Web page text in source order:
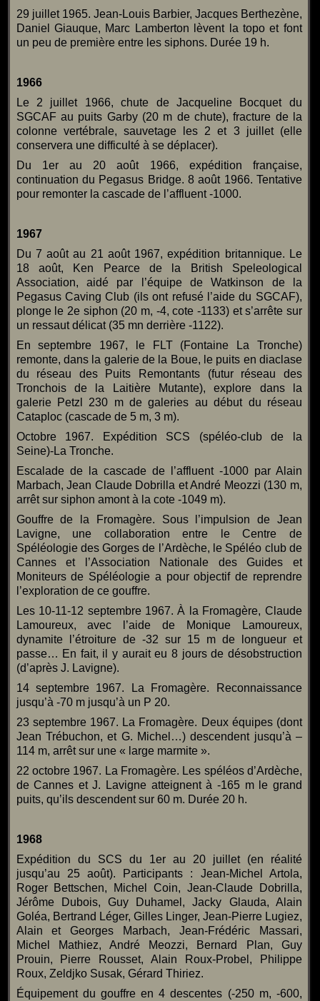
29 juillet 1965. Jean-Louis Barbier, Jacques Berthezène,
Daniel Giauque, Marc Lamberton lèvent la topo et font
un peu de première entre les siphons. Durée 19 h.
1966
Le 2 juillet 1966, chute de Jacqueline Bocquet du
SGCAF au puits Garby (20 m de chute), fracture de la
colonne vertébrale, sauvetage les 2 et 3 juillet (elle
conservera une difficulté à se déplacer).
Du 1er au 20 août 1966, expédition française,
continuation du Pegasus Bridge. 8 août 1966. Tentative
pour remonter la cascade de l’affluent -1000.
1967
Du 7 août au 21 août 1967, expédition britannique. Le
18 août, Ken Pearce de la British Speleological
Association, aidé par l’équipe de Watkinson de la
Pegasus Caving Club (ils ont refusé l’aide du SGCAF),
plonge le 2e siphon (20 m, -4, cote -1133) et s’arrête sur
un ressaut délicat (35 mn derrière -1122).
En septembre 1967, le FLT (Fontaine La Tronche)
remonte, dans la galerie de la Boue, le puits en diaclase
du réseau des Puits Remontants (futur réseau des
Tronchois de la Laitière Mutante), explore dans la
galerie Petzl 230 m de galeries au début du réseau
Cataploc (cascade de 5 m, 3 m).
Octobre 1967. Expédition SCS (spéléo-club de la
Seine)-La Tronche.
Escalade de la cascade de l’affluent -1000 par Alain
Marbach, Jean Claude Dobrilla et André Meozzi (130 m,
arrêt sur siphon amont à la cote -1049 m).
Gouffre de la Fromagère. Sous l’impulsion de Jean
Lavigne, une collaboration entre le Centre de
Spéléologie des Gorges de l’Ardèche, le Spéléo club de
Cannes et l’Association Nationale des Guides et
Moniteurs de Spéléologie a pour objectif de reprendre
l’exploration de ce gouffre.
Les 10-11-12 septembre 1967. À la Fromagère, Claude
Lamoureux, avec l’aide de Monique Lamoureux,
dynamite l’étroiture de -32 sur 15 m de longueur et
passe… En fait, il y aurait eu 8 jours de désobstruction
(d’après J. Lavigne).
14 septembre 1967. La Fromagère. Reconnaissance
jusqu’à -70 m jusqu’à un P 20.
23 septembre 1967. La Fromagère. Deux équipes (dont
Jean Trébuchon, et G. Michel…) descendent jusqu’à –
114 m, arrêt sur une « large marmite ».
22 octobre 1967. La Fromagère. Les spéléos d’Ardèche,
de Cannes et J. Lavigne atteignent à -165 m le grand
puits, qu’ils descendent sur 60 m. Durée 20 h.
1968
Expédition du SCS du 1er au 20 juillet (en réalité
jusqu’au 25 août). Participants : Jean-Michel Artola,
Roger Bettschen, Michel Coin, Jean-Claude Dobrilla,
Jérôme Dubois, Guy Duhamel, Jacky Glauda, Alain
Goléa, Bertrand Léger, Gilles Linger, Jean-Pierre Lugiez,
Alain et Georges Marbach, Jean-Frédéric Massari,
Michel Mathiez, André Meozzi, Bernard Plan, Guy
Prouin, Pierre Rousset, Alain Roux-Probel, Philippe
Roux, Zeldjko Susak, Gérard Thiriez.
Équipement du gouffre en 4 descentes (-250 m, -600,